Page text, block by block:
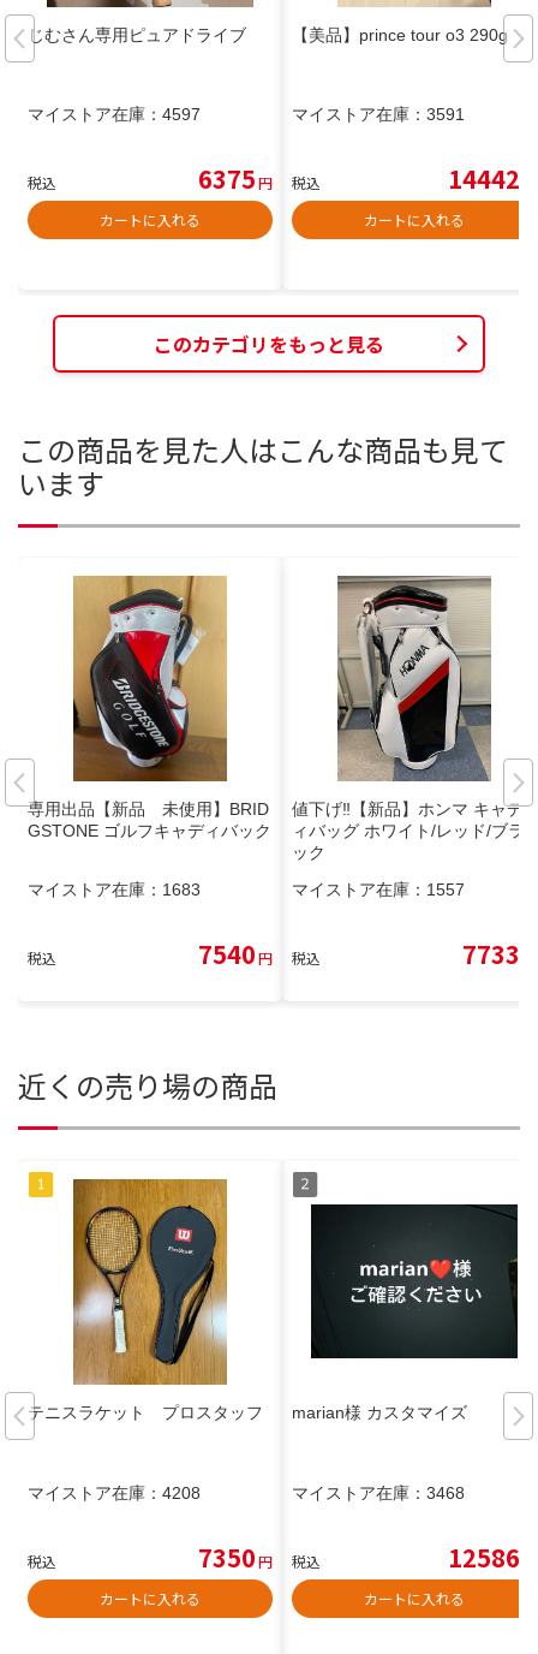
じむさん専用ピュアドライブ
マイストア在庫： 4597
税込 6375円
カートに入れる
【美品】prince tour o3 290g
マイストア在庫： 3591
税込 14442
カートに入れる
このカテゴリをもっと見る
この商品を見た人はこんな商品も見て
います
専用出品【新品 未使用】BRID
GSTONE ゴルフキャディバック
マイストア在庫： 1683
税込 7540円
値下げ‼️【新品】ホンマ キャデ
ィバッグ ホワイト/レッド/ブラ
ック
マイストア在庫： 1557
税込 7733
近くの売り場の商品
テニスラケット プロスタッフ
マイストア在庫： 4208
税込 7350円
カートに入れる
marian様 カスタマイズ
マイストア在庫： 3468
税込 12586
カートに入れる